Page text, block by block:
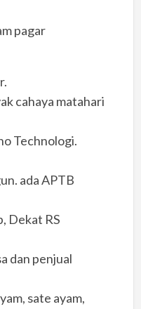
pagar
cahaya matahari
Technologi.
ada APTB
Dekat RS
dan penjual
sate ayam,